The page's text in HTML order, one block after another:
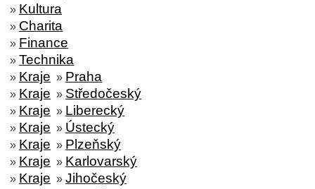
» Kultura
» Charita
» Finance
» Technika
» Kraje » Praha
» Kraje » Středočeský
» Kraje » Liberecký
» Kraje » Ústecký
» Kraje » Plzeňský
» Kraje » Karlovarský
» Kraje » Jihočeský